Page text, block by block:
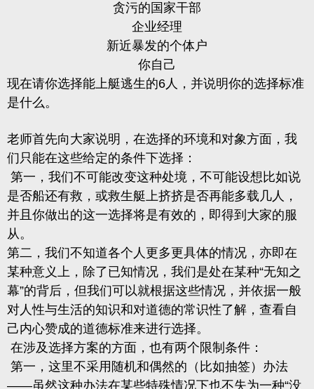
贪污的国家干部
企业经理
新近暴发的个体户
你自己
现在请你选择能上艇逃生的6人，并说明你的选择标准
是什么。
老师首先向大家说明，在选择的环境和对象方面，我
们只能在这些给定的条件下选择：
第一，我们不可能改变这种处境，不可能设想比如说
是否船还有救，或救生艇上挤挤是否再能多载几人，
并且你做出的这一选择将是有效的，即得到大家的服
从。
第二，我们不知道各个人更多更具体的情况 ，亦即在
某种意义上，除了已知情况，我们是处在某种“无知之
幕”的背后，但我们可以就根据这些情况，并依据一般
对人性与生活的知识和对道德的常识性了解，查看自
己内心赞成的道德标准来进行选择。
在涉及选择方案的方面，也有两个限制条件：
第一，这里不采用随机和偶然的（比如抽签）办法
——虽然这种办法在某些特殊情况下也不失为一种“没